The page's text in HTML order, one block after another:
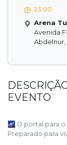
23:00
Arena
Avenida
Abdelnur,
EVENTO
🌌 O portal para
Preparado para